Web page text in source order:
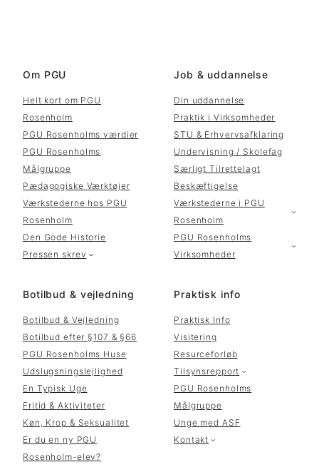
Om PGU
Helt kort om PGU
Rosenholm
PGU Rosenholms værdier
PGU Rosenholms
Målgruppe
Pædagogiske Værktøjer
Værkstederne hos PGU
Rosenholm
Den Gode Historie
Pressen skrev
Job & uddannelse
Din uddannelse
Praktik i Virksomheder
STU & Erhvervsafklaring
Undervisning / Skolefag
Særligt Tilrettelagt
Beskæftigelse
Værkstederne i PGU
Rosenholm
PGU Rosenholms
Virksomheder
Botilbud & vejledning
Botilbud & Vejledning
Botilbud efter §107 & §66
PGU Rosenholms Huse
Udslugsningslejlighed
En Typisk Uge
Fritid & Aktiviteter
Køn, Krop & Seksualitet
Er du en ny PGU
Rosenholm-elev?
Praktisk info
Praktisk Info
Visitering
Resurceforløb
Tilsynsrepport
PGU Rosenholms
Målgruppe
Unge med ASF
Kontakt